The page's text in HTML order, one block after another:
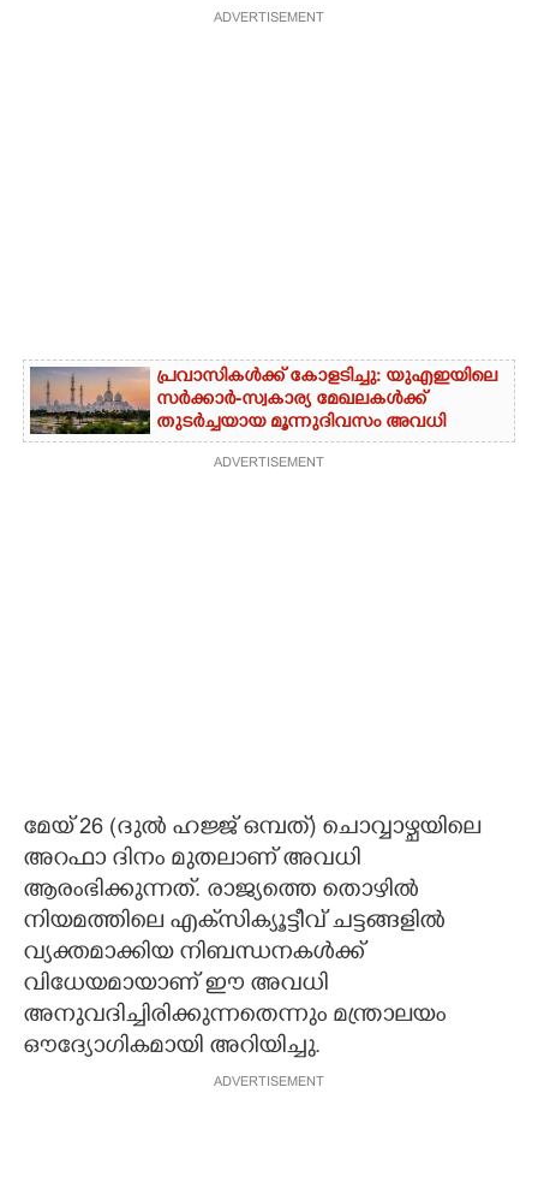
ADVERTISEMENT
പ്രവാസികൾക്ക് കോളടിച്ചു: യുഎഇയിലെ
സർക്കാർ-സ്വകാര്യ മേഖലകൾക്ക്
തുടർച്ചയായ മൂന്നുദിവസം അവധി
ADVERTISEMENT
മേയ് 26 (ദുല്‍ ഹജ്ജ് ഒമ്പത്) ചൊവ്വാഴ്ചയിലെ
അറഫാ ദിനം മുതലാണ് അവധി
ആരംഭിക്കുന്നത്. രാജ്യത്തെ തൊഴില്‍
നിയമത്തിലെ എക്‌സിക്യൂട്ടീവ് ചട്ടങ്ങളില്‍
വ്യക്തമാക്കിയ നിബന്ധനകള്‍ക്ക്
വിധേയമായാണ് ഈ അവധി
അനുവദിച്ചിരിക്കുന്നതെന്നും മന്ത്രാലയം
ഔദ്യോഗികമായി അറിയിച്ചു.
ADVERTISEMENT